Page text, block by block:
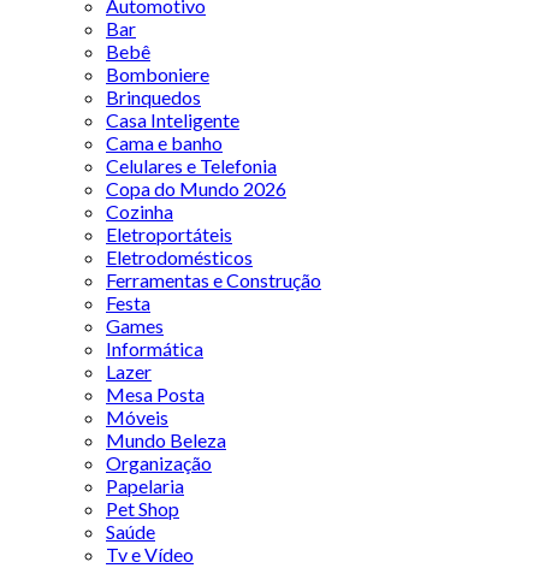
Automotivo
Bar
Bebê
Bomboniere
Brinquedos
Casa Inteligente
Cama e banho
Celulares e Telefonia
Copa do Mundo 2026
Cozinha
Eletroportáteis
Eletrodomésticos
Ferramentas e Construção
Festa
Games
Informática
Lazer
Mesa Posta
Móveis
Mundo Beleza
Organização
Papelaria
Pet Shop
Saúde
Tv e Vídeo